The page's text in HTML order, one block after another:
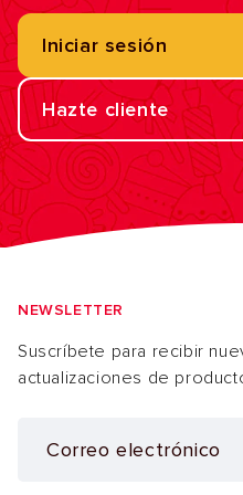
Iniciar sesión
Hazte cliente
NEWSLETTER
Suscríbete para recibir
actualizaciones de